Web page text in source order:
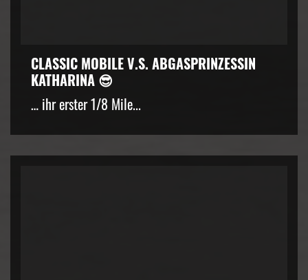
CLASSIC MOBILE V.S. ABGASPRINZESSIN
KATHARINA 😎
… ihr erster 1/8 Mile...